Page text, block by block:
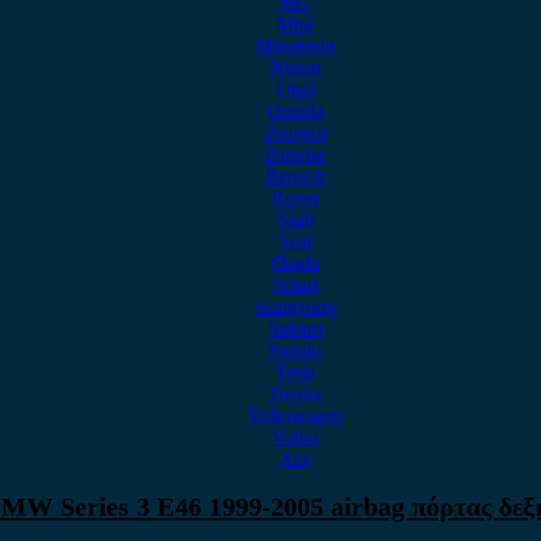
Mini
Mitsubishi
Nissan
Opel
Omoda
Peugeot
Porsche
Renault
Rover
Saab
Seat
Skoda
Smart
ssangyong
Subaru
Suzuki
Tesla
Toyota
Volkswagen
Volvo
Xev
Series 3 E46 1999-2005 airbag πόρτας